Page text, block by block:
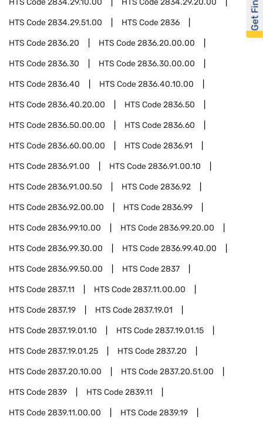
HTS Code2834.29.10.00 HTS Code2834.29.20.00
HTS Code2834.29.51.00 HTS Code2836
HTS Code2836.20 HTS Code2836.20.00.00
HTS Code2836.30 HTS Code2836.30.00.00
HTS Code2836.40 HTS Code2836.40.10.00
HTS Code2836.40.20.00 HTS Code2836.50
HTS Code2836.50.00.00 HTS Code2836.60
HTS Code2836.60.00.00 HTS Code2836.91
HTS Code2836.91.00 HTS Code2836.91.00.10
HTS Code2836.91.00.50 HTS Code2836.92
HTS Code2836.92.00.00 HTS Code2836.99
HTS Code2836.99.10.00 HTS Code2836.99.20.00
HTS Code2836.99.30.00 HTS Code2836.99.40.00
HTS Code2836.99.50.00 HTS Code2837
HTS Code2837.11 HTS Code2837.11.00.00
HTS Code2837.19 HTS Code2837.19.01
HTS Code2837.19.01.10 HTS Code2837.19.01.15
HTS Code2837.19.01.25 HTS Code2837.20
HTS Code2837.20.10.00 HTS Code2837.20.51.00
HTS Code2839 HTS Code2839.11
HTS Code2839.11.00.00 HTS Code2839.19